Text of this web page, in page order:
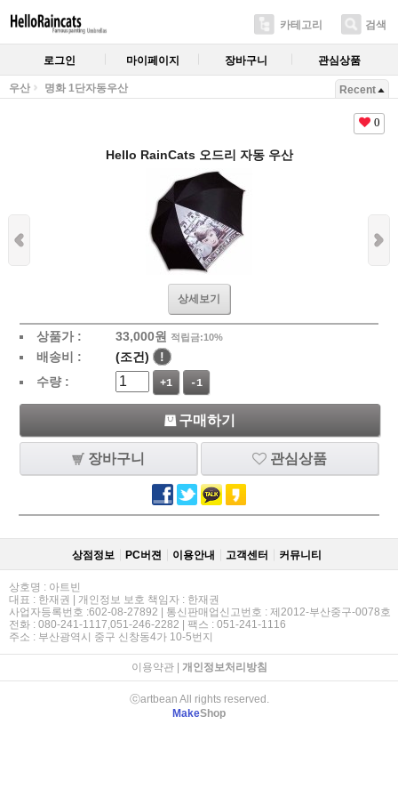
카테고리 검색
로그인 마이페이지 장바구니 관심상품
우산 명화 1단자동우산 Recent
0
Hello RainCats 오드리 자동 우산
상세보기
상품가 : 33,000원 적립금:10%
배송비 : (조건)
!
수량 :
+1 -1
구매하기
장바구니 관심상품
상점정보 PC버젼 이용안내 고객센터 커뮤니티
상호명 : 아트빈
대표 : 한재권 | 개인정보 보호 책임자 : 한재권
사업자등록번호 :602-08-27892 | 통신판매업신고번호 : 제2012-부산중구-0078호
전화 : 080-241-1117,051-246-2282 | 팩스 : 051-241-1116
주소 : 부산광역시 중구 신창동4가 10-5번지
이용약관| 개인정보처리방침
ⓒartbean All rights reserved.
MakeShop